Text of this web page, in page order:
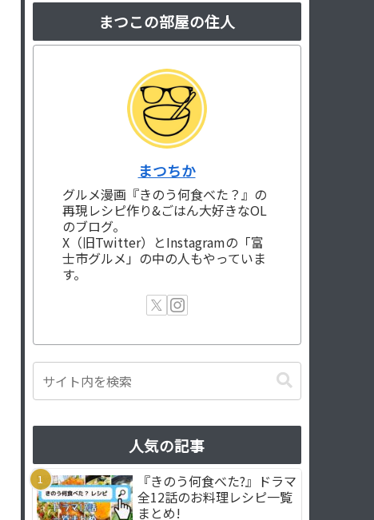
まつこの部屋の住人
まつちか
グルメ漫画『きのう何食べた？』の
再現レシピ作り&ごはん大好きなOL
のブログ。
X（旧Twitter）とInstagramの「富
士市グルメ」の中の人もやっていま
す。
人気の記事
『きのう何食べた?』ドラマ
全12話のお料理レシピ一覧
まとめ!